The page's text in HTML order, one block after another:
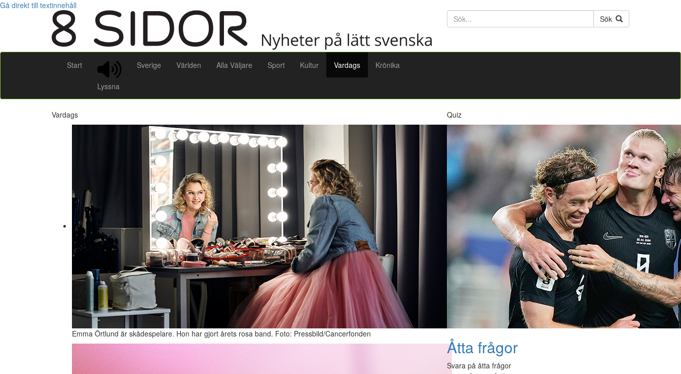
Gå direkt till textinnehåll
Söktext
Sök
Start
Lyssna
Sverige Världen Alla Väljare Sport Kultur Vardags Krönika
Vardags
Emma Örtlund är skådespelare. Hon har gjort årets rosa band. Foto: Pressbild/Cancerfonden
Quiz
Åtta frågor
Svara på åtta frågor